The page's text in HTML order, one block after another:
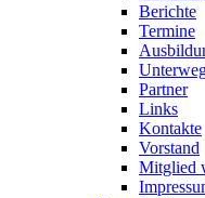
Berichte
Termine
Partner
Links
Kontakte
Vorstand
Mitglied